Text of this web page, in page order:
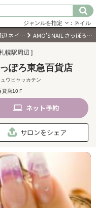
ジャンルを指定 ：ネイル
札幌駅周辺 ネイルサロン AMO'S NAIL さっぽろ東急百貨店
幌駅周辺 ]
ぽろ東急百貨店
ウヒャッカテン
貨店10Ｆ
ネット予約
サロンをシェア